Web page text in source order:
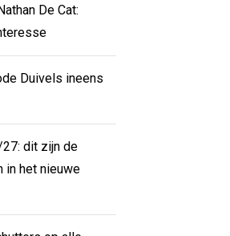
De Cat:
interesse
Duivels ineens
dit zijn de
in het nieuwe